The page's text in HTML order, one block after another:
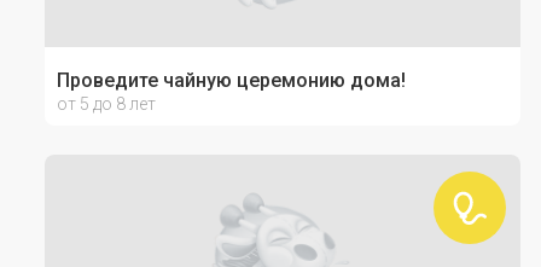
Проведите чайную церемонию дома!
от 5 до 8 лет